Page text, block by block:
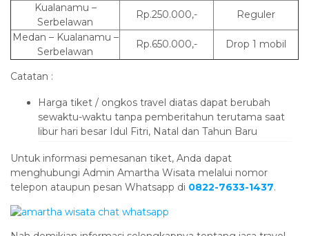
Kualanamu –
Serbelawan
Rp.250.000,-
Reguler
Medan – Kualanamu –
Serbelawan
Rp.650.000,- Drop 1 mobil
Catatan :
Harga tiket / ongkos travel diatas dapat berubah
sewaktu-waktu tanpa pemberitahun terutama saat
libur hari besar Idul Fitri, Natal dan Tahun Baru
Untuk informasi pemesanan tiket, Anda dapat
menghubungi Admin Amartha Wisata melalui nomor
telepon ataupun pesan Whatsapp di 0822-7633-1437.